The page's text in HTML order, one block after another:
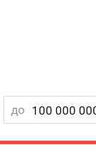
до